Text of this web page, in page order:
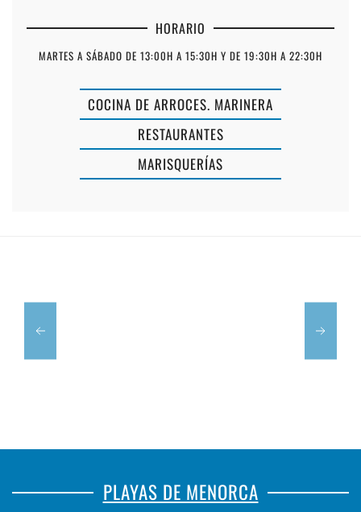
HORARIO
MARTES A SÁBADO DE 13:00H A 15:30H Y DE 19:30H A 22:30H
COCINA DE ARROCES. MARINERA
RESTAURANTES
MARISQUERÍAS
PLAYAS DE MENORCA